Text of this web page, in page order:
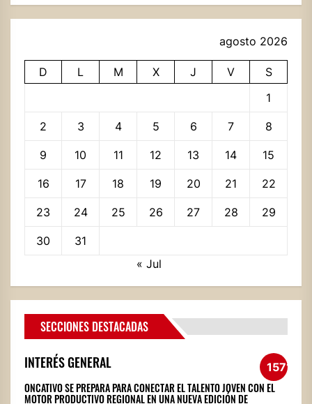
agosto 2026
D L M X J V
S
1
2 3 4 5 6 7 8
9 10 11 12 13 14 15
16 17 18 19 20 21 22
23 24 25 26 27 28 29
30
31
« Jul
SECCIONES DESTACADAS
INTERÉS GENERAL 1571
ONCATIVO SE PREPARA PARA CONECTAR EL TALENTO JOVEN CON EL
MOTOR PRODUCTIVO REGIONAL EN UNA NUEVA EDICIÓN DE